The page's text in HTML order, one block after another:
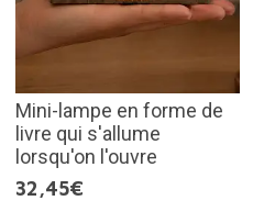
Mini-lampe en forme de
livre qui s'allume
lorsqu'on l'ouvre
32,45€